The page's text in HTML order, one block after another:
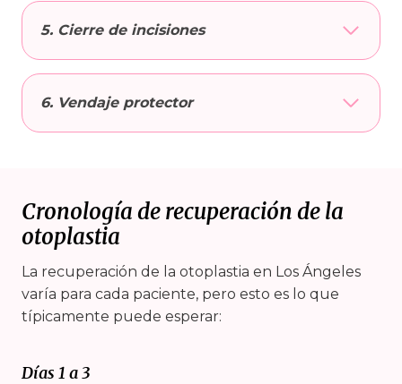
5. Cierre de incisiones
6. Vendaje protector
Cronología de recuperación de la
otoplastia
La recuperación de la otoplastia en Los Ángeles
varía para cada paciente, pero esto es lo que
típicamente puede esperar:
Días 1 a 3